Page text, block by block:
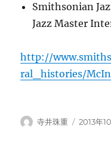
Smithsonian
Jazz Master
http://
ral_histories/
投
寺井珠重
投
2013年